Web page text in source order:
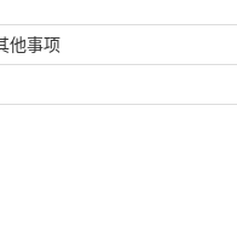
他事项